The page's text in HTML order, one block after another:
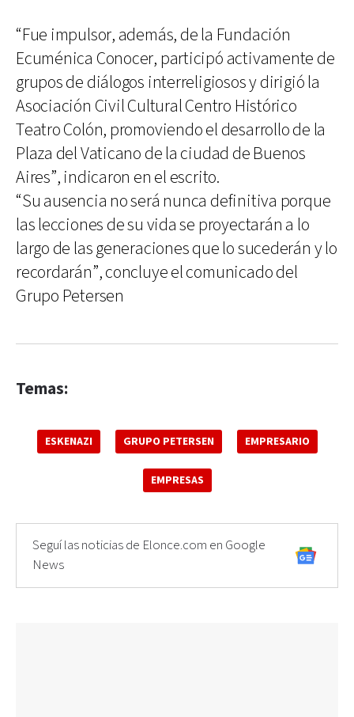
“Fue impulsor, además, de la Fundación
Ecuménica Conocer, participó activamente de
grupos de diálogos interreligiosos y dirigió la
Asociación Civil Cultural Centro Histórico
Teatro Colón, promoviendo el desarrollo de la
Plaza del Vaticano de la ciudad de Buenos
Aires”, indicaron en el escrito.
“Su ausencia no será nunca definitiva porque
las lecciones de su vida se proyectarán a lo
largo de las generaciones que lo sucederán y lo
recordarán”, concluye el comunicado del
Grupo Petersen
Temas:
ESKENAZI GRUPO PETERSEN EMPRESARIO
EMPRESAS
Seguí las noticias de Elonce.com en Google
News